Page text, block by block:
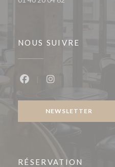
NOUS SUIVRE
NEWSLETTER
RÉSERVATION